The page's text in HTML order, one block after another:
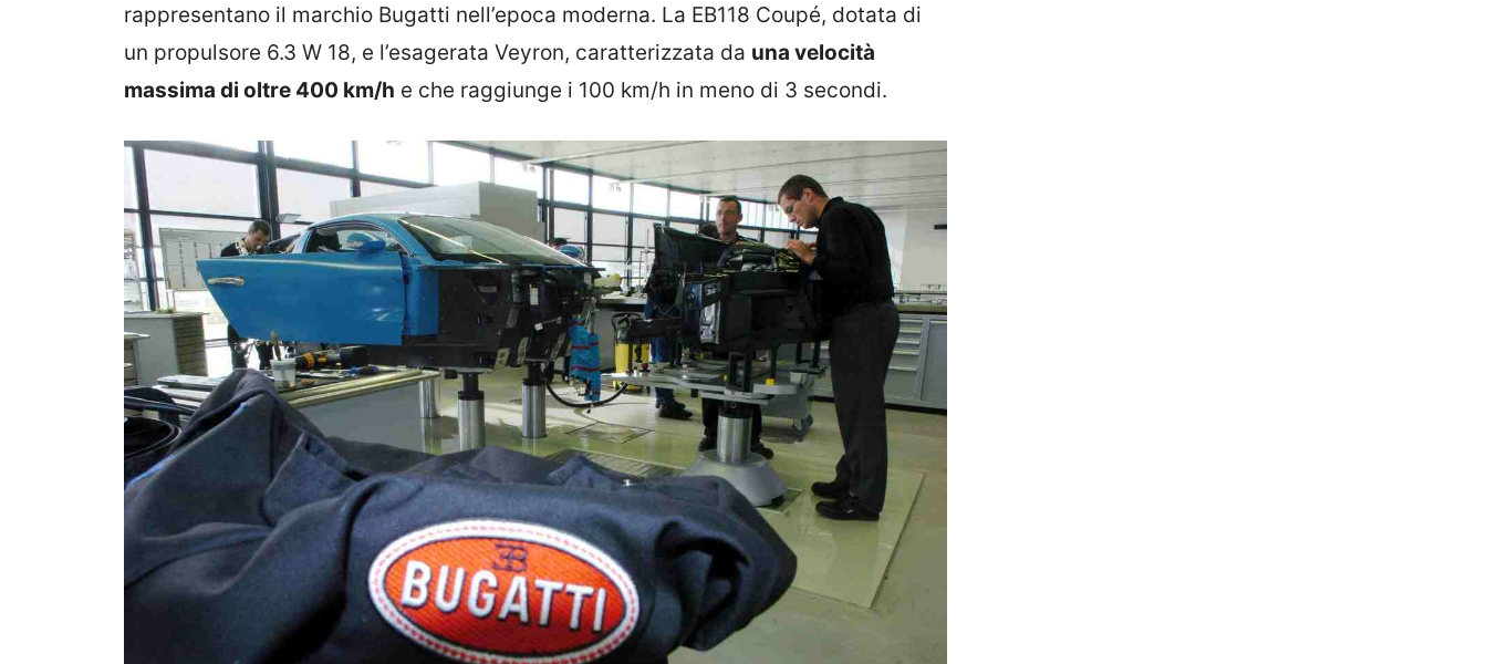
rappresentano il marchio Bugatti nell’epoca moderna. La EB118 Coupé, dotata di
un propulsore 6.3 W 18, e l’esagerata Veyron, caratterizzata da una velocità
massima di oltre 400 km/h e che raggiunge i 100 km/h in meno di 3 secondi.